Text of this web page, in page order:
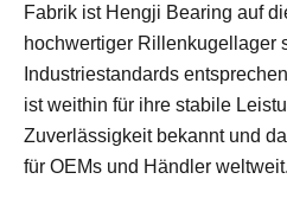
Fabrik ist Hengji Bearing auf
hochwertiger Rillenkugellager
Industriestandards
ist weithin für ihre stabile
Zuverlässigkeit bekannt und
für OEMs und Händler weltweit.